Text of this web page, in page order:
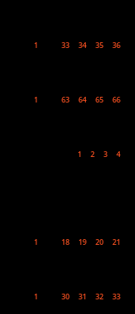
1 33 34 35 36
1 63 64 65 66
1 2 3 4
1 18 19 20 21
1 30 31 32 33